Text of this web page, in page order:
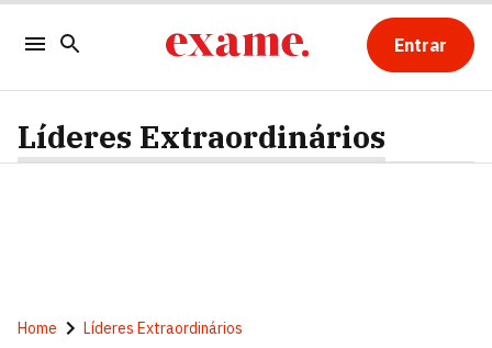
Entrar
Líderes Extraordinários
Home Líderes Extraordinários